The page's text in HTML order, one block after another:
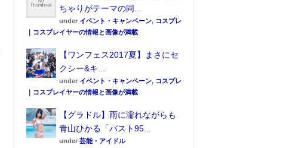
ちゃりがテーマの同...
under イベント・キャンペーン, コスプレ
｜コスプレイヤーの情報と画像が満載
【ワンフェス2017夏】まさにセ
クシー&キ...
under イベント・キャンペーン, コスプレ
｜コスプレイヤーの情報と画像が満載
【グラドル】雨に濡れながらも
青山ひかる「バスト95...
under 芸能・アイドル